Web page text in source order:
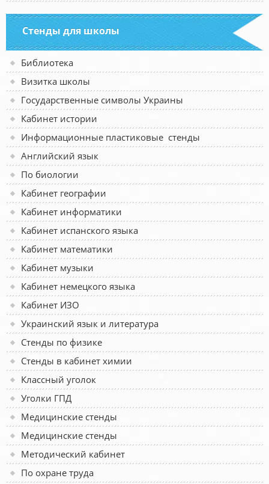
Стенды для школы
Библиотека
Визитка школы
Государственные символы Украины
Кабинет истории
Информационные пластиковые стенды
Английский язык
По биологии
Кабинет географии
Кабинет информатики
Кабинет испанского языка
Кабинет математики
Кабинет музыки
Кабинет немецкого языка
Кабинет ИЗО
Украинский язык и литература
Стенды по физике
Стенды в кабинет химии
Классный уголок
Уголки ГПД
Медицинские стенды
Медицинские стенды
Методический кабинет
По охране труда